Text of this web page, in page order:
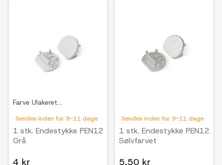
Sendes inden for 9-11 dage
Farve Ulakeret...
1 stk. Endestykke PEN12
Grå
4 kr
Sendes inden for 9-11 dage
1 stk. Endestykke PEN12
Sølvfarvet
5,50 kr